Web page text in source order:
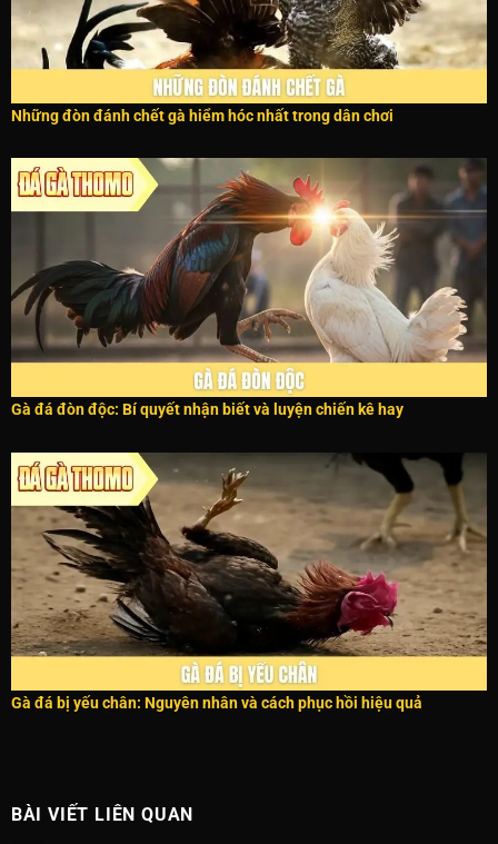
Những đòn đánh chết gà hiểm hóc nhất trong dân chơi
Gà đá đòn độc: Bí quyết nhận biết và luyện chiến kê hay
Gà đá bị yếu chân: Nguyên nhân và cách phục hồi hiệu quả
BÀI VIẾT LIÊN QUAN